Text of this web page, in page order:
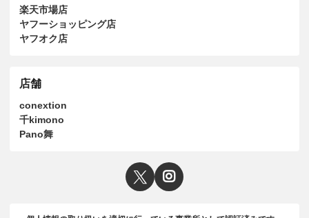
楽天市場店
ヤフーショッピング店
ヤフオク店
店舗
conextion
千kimono
Pano舞